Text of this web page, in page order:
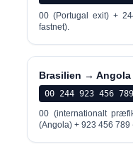
00 (Portugal exit) +
fastnet).
Brasilien → Angola
00 244 923 456 789
00 (internationalt
(Angola) + 923 456 789